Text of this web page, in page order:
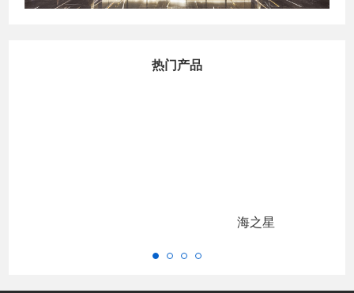
热门产品
海之星